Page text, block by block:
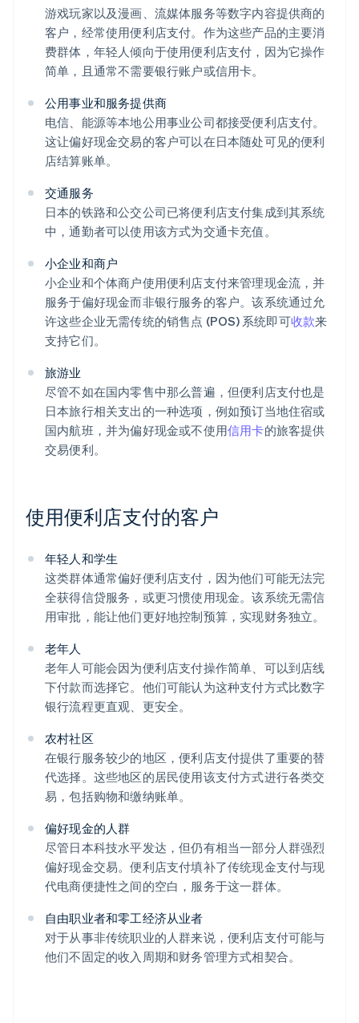
游戏玩家以及漫画、流媒体服务等数字内容提供商的
客户，经常使用便利店支付。作为这些产品的主要消
费群体，年轻人倾向于使用便利店支付，因为它操作
简单，且通常不需要银行账户或信用卡。
公用事业和服务提供商
电信、能源等本地公用事业公司都接受便利店支付。
这让偏好现金交易的客户可以在日本随处可见的便利
店结算账单。
交通服务
日本的铁路和公交公司已将便利店支付集成到其系统
中，通勤者可以使用该方式为交通卡充值。
小企业和商户
小企业和个体商户使用便利店支付来管理现金流，并
服务于偏好现金而非银行服务的客户。该系统通过允
许这些企业无需传统的销售点 (POS) 系统即可收款来
支持它们。
旅游业
尽管不如在国内零售中那么普遍，但便利店支付也是
日本旅行相关支出的一种选项，例如预订当地住宿或
国内航班，并为偏好现金或不使用信用卡的旅客提供
交易便利。
使用便利店支付的客户
年轻人和学生
这类群体通常偏好便利店支付，因为他们可能无法完
全获得信贷服务，或更习惯使用现金。该系统无需信
用审批，能让他们更好地控制预算，实现财务独立。
老年人
老年人可能会因为便利店支付操作简单、可以到店线
下付款而选择它。他们可能认为这种支付方式比数字
银行流程更直观、更安全。
农村社区
在银行服务较少的地区，便利店支付提供了重要的替
代选择。这些地区的居民使用该支付方式进行各类交
易，包括购物和缴纳账单。
偏好现金的人群
尽管日本科技水平发达，但仍有相当一部分人群强烈
偏好现金交易。便利店支付填补了传统现金支付与现
代电商便捷性之间的空白，服务于这一群体。
自由职业者和零工经济从业者
对于从事非传统职业的人群来说，便利店支付可能与
他们不固定的收入周期和财务管理方式相契合。